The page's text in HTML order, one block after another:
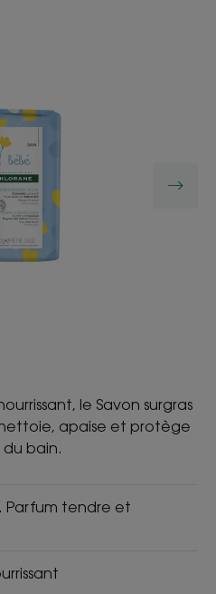
le Savon surgras
apaise et protège
du bain.
Parfum tendre et